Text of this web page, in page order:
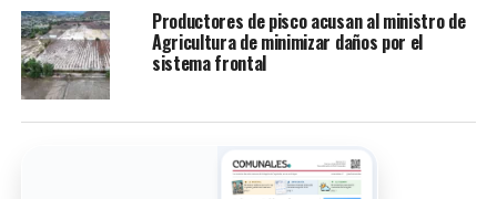
Productores de pisco acusan al ministro de
Agricultura de minimizar daños por el
sistema frontal